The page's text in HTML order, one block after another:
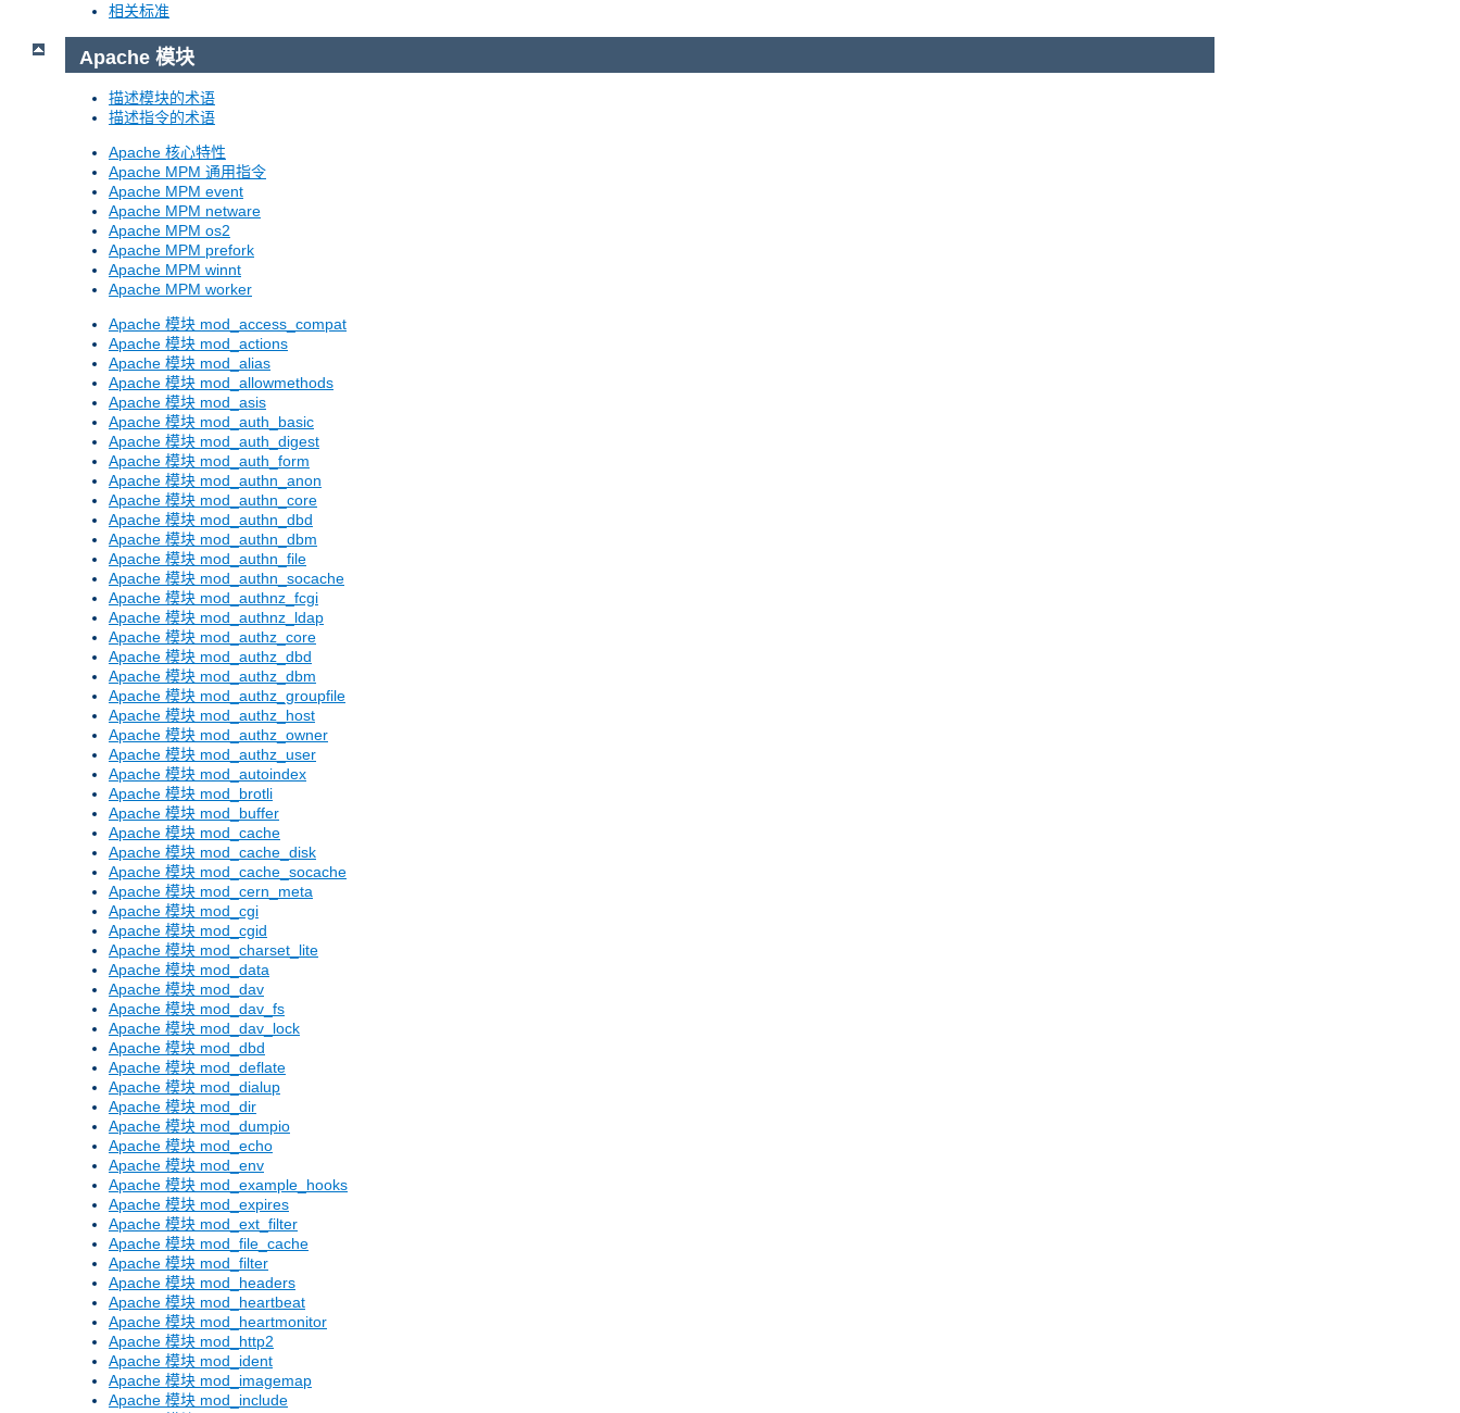
相关标准
Apache 模块
描述模块的术语
描述指令的术语
Apache 核心特性
Apache MPM 通用指令
Apache MPM event
Apache MPM netware
Apache MPM os2
Apache MPM prefork
Apache MPM winnt
Apache MPM worker
Apache 模块 mod_access_compat
Apache 模块 mod_actions
Apache 模块 mod_alias
Apache 模块 mod_allowmethods
Apache 模块 mod_asis
Apache 模块 mod_auth_basic
Apache 模块 mod_auth_digest
Apache 模块 mod_auth_form
Apache 模块 mod_authn_anon
Apache 模块 mod_authn_core
Apache 模块 mod_authn_dbd
Apache 模块 mod_authn_dbm
Apache 模块 mod_authn_file
Apache 模块 mod_authn_socache
Apache 模块 mod_authnz_fcgi
Apache 模块 mod_authnz_ldap
Apache 模块 mod_authz_core
Apache 模块 mod_authz_dbd
Apache 模块 mod_authz_dbm
Apache 模块 mod_authz_groupfile
Apache 模块 mod_authz_host
Apache 模块 mod_authz_owner
Apache 模块 mod_authz_user
Apache 模块 mod_autoindex
Apache 模块 mod_brotli
Apache 模块 mod_buffer
Apache 模块 mod_cache
Apache 模块 mod_cache_disk
Apache 模块 mod_cache_socache
Apache 模块 mod_cern_meta
Apache 模块 mod_cgi
Apache 模块 mod_cgid
Apache 模块 mod_charset_lite
Apache 模块 mod_data
Apache 模块 mod_dav
Apache 模块 mod_dav_fs
Apache 模块 mod_dav_lock
Apache 模块 mod_dbd
Apache 模块 mod_deflate
Apache 模块 mod_dialup
Apache 模块 mod_dir
Apache 模块 mod_dumpio
Apache 模块 mod_echo
Apache 模块 mod_env
Apache 模块 mod_example_hooks
Apache 模块 mod_expires
Apache 模块 mod_ext_filter
Apache 模块 mod_file_cache
Apache 模块 mod_filter
Apache 模块 mod_headers
Apache 模块 mod_heartbeat
Apache 模块 mod_heartmonitor
Apache 模块 mod_http2
Apache 模块 mod_ident
Apache 模块 mod_imagemap
Apache 模块 mod_include